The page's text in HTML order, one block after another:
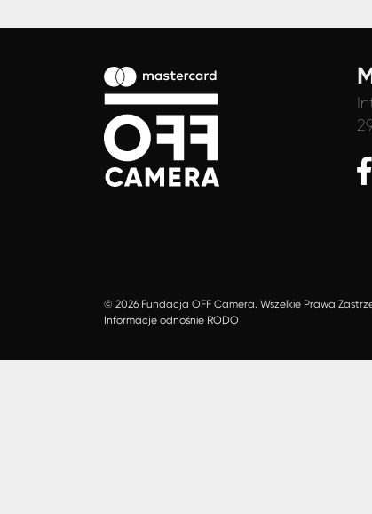
© 2026 Fundacja OFF Camera. Wszelkie Prawa
Informacje odnośnie RODO